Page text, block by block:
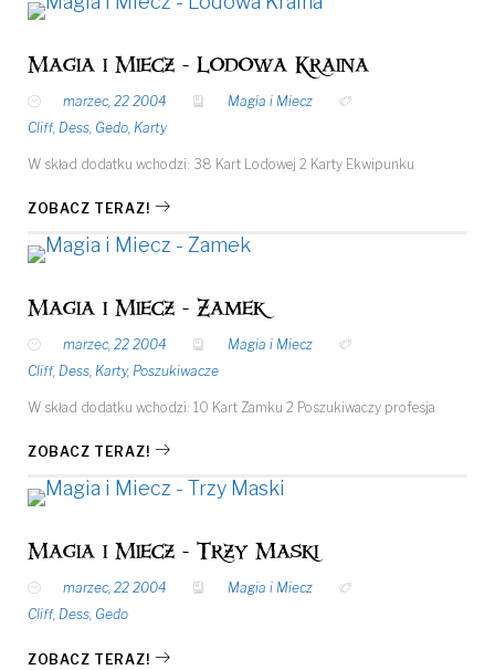
Magia i Miecz - Lodowa Kraina
marzec, 22 2004
Magia i Miecz
Cliff, Dess, Gedo, Karty
W skład dodatku wchodzi: 38 Kart Lodowej 2 Karty Ekwipunku
ZOBACZ TERAZ!
Magia i Miecz - Zamek
marzec, 22 2004
Magia i Miecz
Cliff, Dess, Karty, Poszukiwacze
W skład dodatku wchodzi: 10 Kart Zamku 2 Poszukiwaczy profesja
ZOBACZ TERAZ!
Magia i Miecz - Trzy Maski
marzec, 22 2004
Magia i Miecz
Cliff, Dess, Gedo
ZOBACZ TERAZ!